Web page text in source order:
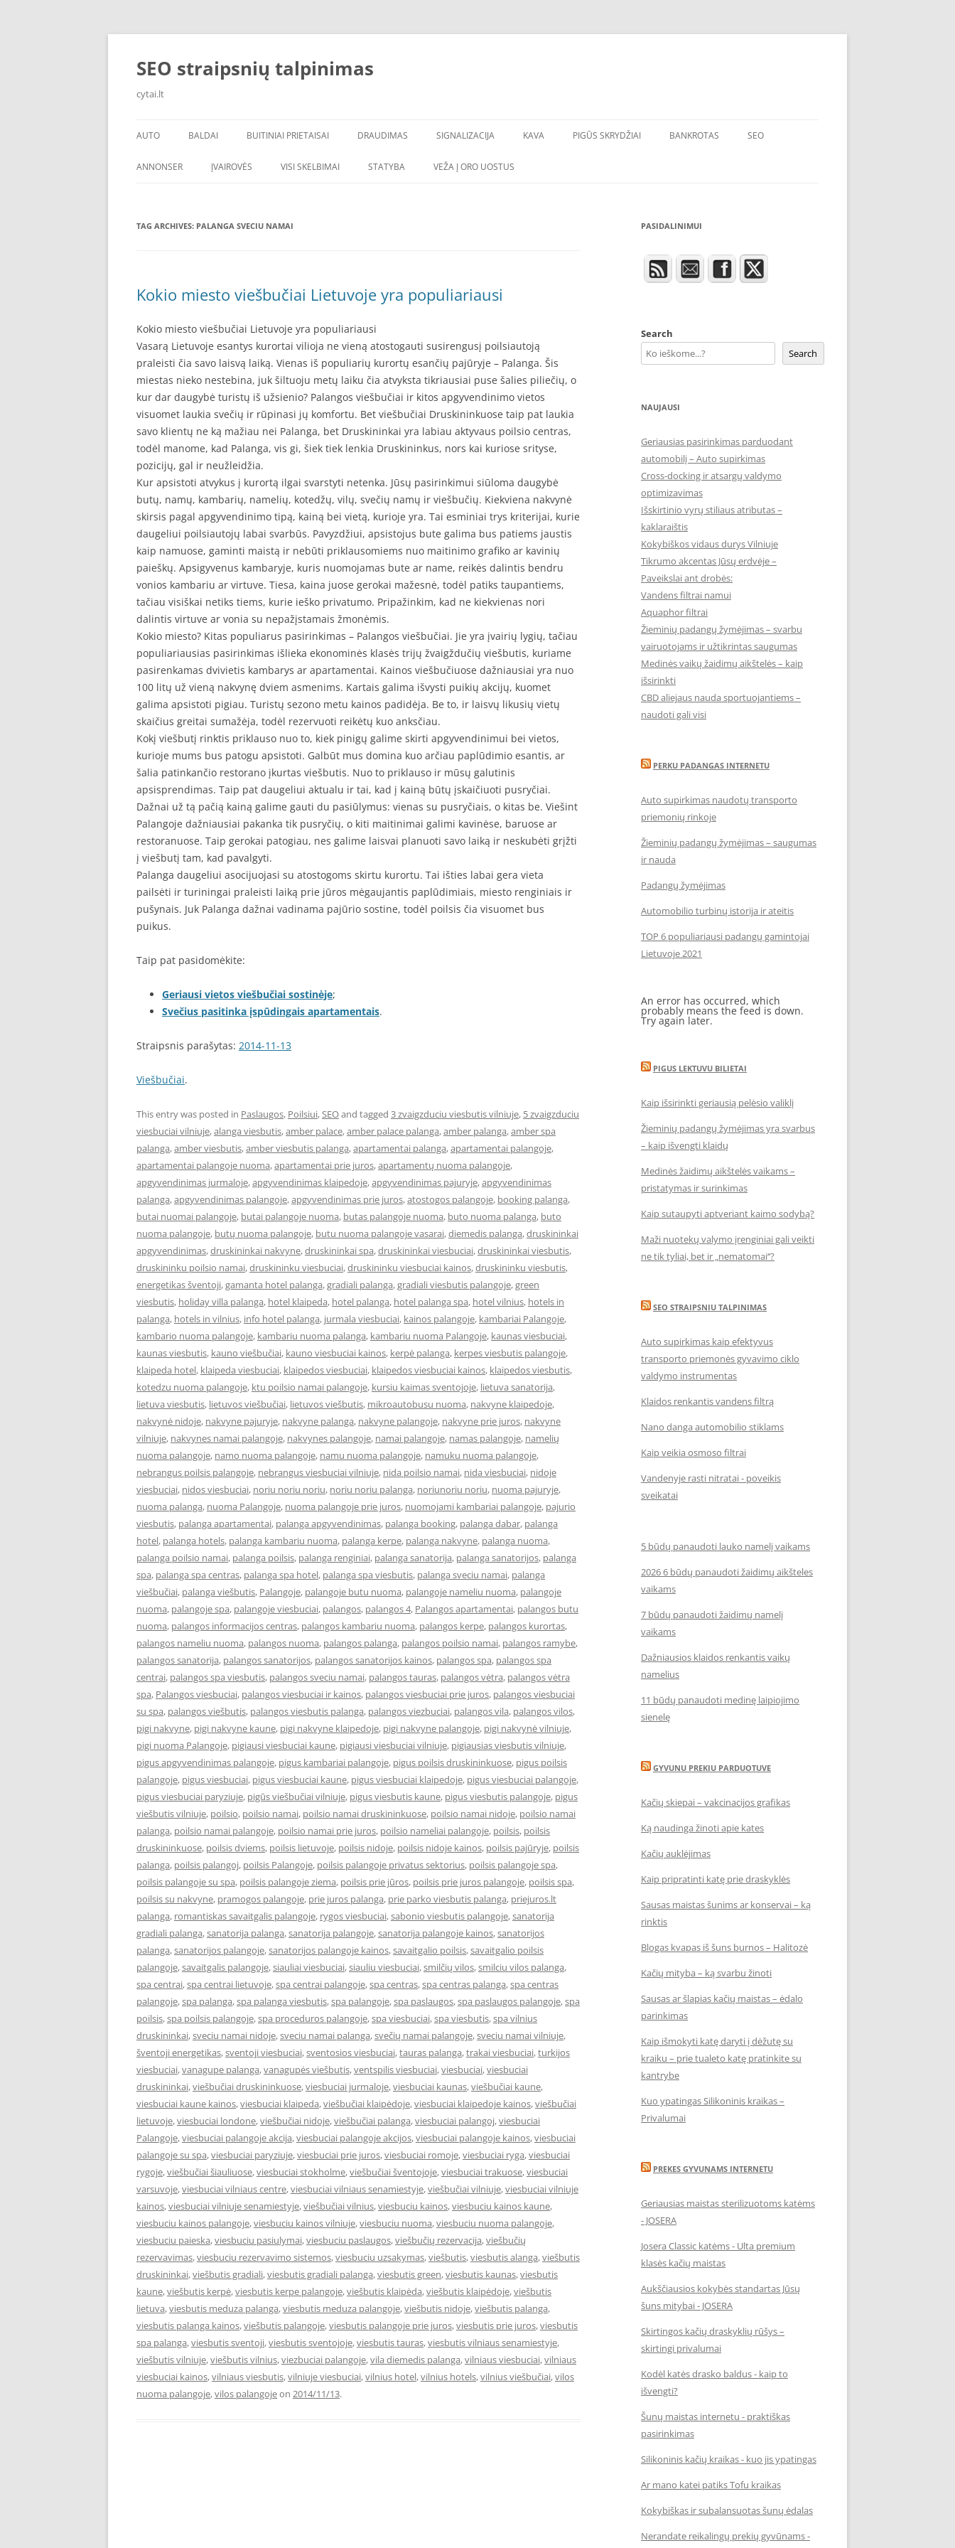
Skip
SEO straipsnių talpinimas
cytai.lt
AUTO
PADANGOS
BALDAI BUITINIAI PRIETAISAI DRAUDIMAS SIGNALIZACIJA KAVA PIGŪS SKRYDŽIAI BANKROTAS SEO
ANNONSER ĮVAIROVĖS VISI SKELBIMAI STATYBA VEŽA Į ORO UOSTUS
TAG ARCHIVES: PALANGA SVECIU NAMAI
Kokio miesto viešbučiai Lietuvoje yra populiariausi
Kokio miesto viešbučiai Lietuvoje yra populiariausi
Vasarą Lietuvoje esantys kurortai vilioja ne vieną atostogauti susirengusį poilsiautoją
praleisti čia savo laisvą laiką. Vienas iš populiarių kurortų esančių pajūryje – Palanga. Šis
miestas nieko nestebina, juk šiltuoju metų laiku čia atvyksta tikriausiai puse šalies piliečių, o
kur dar daugybė turistų iš užsienio? Palangos viešbučiai ir kitos apgyvendinimo vietos
visuomet laukia svečių ir rūpinasi jų komfortu. Bet viešbučiai Druskininkuose taip pat laukia
savo klientų ne ką mažiau nei Palanga, bet Druskininkai yra labiau aktyvaus poilsio centras,
todėl manome, kad Palanga, vis gi, šiek tiek lenkia Druskininkus, nors kai kuriose srityse,
pozicijų, gal ir neužleidžia.
Kur apsistoti atvykus į kurortą ilgai svarstyti netenka. Jūsų pasirinkimui siūloma daugybė
butų, namų, kambarių, namelių, kotedžų, vilų, svečių namų ir viešbučių. Kiekviena nakvynė
skirsis pagal apgyvendinimo tipą, kainą bei vietą, kurioje yra. Tai esminiai trys kriterijai, kurie
daugeliui poilsiautojų labai svarbūs. Pavyzdžiui, apsistojus bute galima bus patiems jaustis
kaip namuose, gaminti maistą ir nebūti priklausomiems nuo maitinimo grafiko ar kavinių
paieškų. Apsigyvenus kambaryje, kuris nuomojamas bute ar name, reikės dalintis bendru
vonios kambariu ar virtuve. Tiesa, kaina juose gerokai mažesnė, todėl patiks taupantiems,
tačiau visiškai netiks tiems, kurie ieško privatumo. Pripažinkim, kad ne kiekvienas nori
dalintis virtuve ar vonia su nepažįstamais žmonėmis.
Kokio miesto? Kitas populiarus pasirinkimas – Palangos viešbučiai. Jie yra įvairių lygių, tačiau
populiariausias pasirinkimas išlieka ekonominės klasės trijų žvaigždučių viešbutis, kuriame
pasirenkamas dvivietis kambarys ar apartamentai. Kainos viešbučiuose dažniausiai yra nuo
100 litų už vieną nakvynę dviem asmenims. Kartais galima išvysti puikių akcijų, kuomet
galima apsistoti pigiau. Turistų sezono metu kainos padidėja. Be to, ir laisvų likusių vietų
skaičius greitai sumažėja, todėl rezervuoti reikėtų kuo anksčiau.
Kokį viešbutį rinktis priklauso nuo to, kiek pinigų galime skirti apgyvendinimui bei vietos,
kurioje mums bus patogu apsistoti. Galbūt mus domina kuo arčiau paplūdimio esantis, ar
šalia patinkančio restorano įkurtas viešbutis. Nuo to priklauso ir mūsų galutinis
apsisprendimas. Taip pat daugeliui aktualu ir tai, kad į kainą būtų įskaičiuoti pusryčiai.
Dažnai už tą pačią kainą galime gauti du pasiūlymus: vienas su pusryčiais, o kitas be. Viešint
Palangoje dažniausiai pakanka tik pusryčių, o kiti maitinimai galimi kavinėse, baruose ar
restoranuose. Taip gerokai patogiau, nes galime laisvai planuoti savo laiką ir neskubėti grįžti
į viešbutį tam, kad pavalgyti.
Palanga daugeliui asocijuojasi su atostogoms skirtu kurortu. Tai išties labai gera vieta
pailsėti ir turiningai praleisti laiką prie jūros mėgaujantis paplūdimiais, miesto renginiais ir
pušynais. Juk Palanga dažnai vadinama pajūrio sostine, todėl poilsis čia visuomet bus
puikus.
Taip pat pasidomėkite:
Geriausi vietos viešbučiai sostinėje;
Svečius pasitinka įspūdingais apartamentais.
Straipsnis parašytas: 2014-11-13
Viešbučiai.
This entry was posted in Paslaugos, Poilsiui,SEOand tagged 3 zvaigzduciu viesbutis vilniuje, 5 zvaigzduciu
viesbuciai vilniuje,alanga viesbutis,amber palace,amber palace palanga,amber palanga,amber spa
palanga,amber viesbutis,amber viesbutis palanga,apartamentai palanga,apartamentai palangoje,
apartamentai palangoje nuoma,apartamentai prie juros,apartamentų nuoma palangoje,
apgyvendinimas jurmaloje,apgyvendinimas klaipedoje,apgyvendinimas pajuryje,apgyvendinimas
palanga,apgyvendinimas palangoje,apgyvendinimas prie juros,atostogos palangoje, booking palanga,
butai nuomai palangoje, butai palangoje nuoma, butas palangoje nuoma, buto nuoma palanga, buto
nuoma palangoje, butų nuoma palangoje, butu nuoma palangoje vasarai,diemedis palanga,druskininkai
apgyvendinimas,druskininkai nakvyne,druskininkai spa,druskininkai viesbuciai,druskininkai viesbutis,
druskininku poilsio namai,druskininku viesbuciai,druskininku viesbuciai kainos,druskininku viesbutis,
energetikas šventoji,gamanta hotel palanga,gradiali palanga,gradiali viesbutis palangoje,green
viesbutis, holiday villa palanga, hotel klaipeda, hotel palanga, hotel palanga spa, hotel vilnius, hotels in
palanga, hotels in vilnius, info hotel palanga, jurmala viesbuciai, kainos palangoje, kambariai Palangoje,
kambario nuoma palangoje, kambariu nuoma palanga, kambariu nuoma Palangoje, kaunas viesbuciai,
kaunas viesbutis, kauno viešbučiai, kauno viesbuciai kainos, kerpė palanga, kerpes viesbutis palangoje,
klaipeda hotel, klaipeda viesbuciai, klaipedos viesbuciai, klaipedos viesbuciai kainos, klaipedos viesbutis,
kotedzu nuoma palangoje, ktu poilsio namai palangoje, kursiu kaimas sventojoje, lietuva sanatorija,
lietuva viesbutis, lietuvos viešbučiai, lietuvos viešbutis, mikroautobusu nuoma, nakvyne klaipedoje,
nakvynė nidoje, nakvyne pajuryje, nakvyne palanga, nakvyne palangoje, nakvyne prie juros, nakvyne
vilniuje, nakvynes namai palangoje, nakvynes palangoje, namai palangoje, namas palangoje, namelių
nuoma palangoje, namo nuoma palangoje, namu nuoma palangoje, namuku nuoma palangoje,
nebrangus poilsis palangoje, nebrangus viesbuciai vilniuje, nida poilsio namai, nida viesbuciai, nidoje
viesbuciai, nidos viesbuciai, noriu noriu noriu, noriu noriu palanga, noriunoriu noriu, nuoma pajuryje,
nuoma palanga, nuoma Palangoje, nuoma palangoje prie juros, nuomojami kambariai palangoje, pajurio
viesbutis, palanga apartamentai, palanga apgyvendinimas, palanga booking, palanga dabar, palanga
hotel, palanga hotels, palanga kambariu nuoma, palanga kerpe, palanga nakvyne, palanga nuoma,
palanga poilsio namai, palanga poilsis, palanga renginiai, palanga sanatorija, palanga sanatorijos, palanga
spa, palanga spa centras, palanga spa hotel, palanga spa viesbutis, palanga sveciu namai, palanga
viešbučiai, palanga viešbutis, Palangoje, palangoje butu nuoma, palangoje nameliu nuoma, palangoje
nuoma, palangoje spa, palangoje viesbuciai, palangos, palangos 4, Palangos apartamentai, palangos butu
nuoma, palangos informacijos centras, palangos kambariu nuoma, palangos kerpe, palangos kurortas,
palangos nameliu nuoma, palangos nuoma, palangos palanga, palangos poilsio namai, palangos ramybe,
palangos sanatorija, palangos sanatorijos, palangos sanatorijos kainos, palangos spa, palangos spa
centrai, palangos spa viesbutis, palangos sveciu namai, palangos tauras, palangos vėtra, palangos vėtra
spa, Palangos viesbuciai, palangos viesbuciai ir kainos, palangos viesbuciai prie juros, palangos viesbuciai
su spa, palangos viešbutis, palangos viesbutis palanga, palangos viezbuciai, palangos vila, palangos vilos,
pigi nakvyne, pigi nakvyne kaune, pigi nakvyne klaipedoje, pigi nakvyne palangoje, pigi nakvynė vilniuje,
pigi nuoma Palangoje, pigiausi viesbuciai kaune, pigiausi viesbuciai vilniuje, pigiausias viesbutis vilniuje,
pigus apgyvendinimas palangoje, pigus kambariai palangoje, pigus poilsis druskininkuose, pigus poilsis
palangoje, pigus viesbuciai, pigus viesbuciai kaune, pigus viesbuciai klaipedoje, pigus viesbuciai palangoje,
pigus viesbuciai paryziuje, pigūs viešbučiai vilniuje, pigus viesbutis kaune, pigus viesbutis palangoje, pigus
viešbutis vilniuje, poilsio, poilsio namai, poilsio namai druskininkuose, poilsio namai nidoje, poilsio namai
palanga, poilsio namai palangoje, poilsio namai prie juros, poilsio nameliai palangoje, poilsis, poilsis
druskininkuose, poilsis dviems, poilsis lietuvoje, poilsis nidoje, poilsis nidoje kainos, poilsis pajūryje, poilsis
palanga, poilsis palangoj, poilsis Palangoje, poilsis palangoje privatus sektorius, poilsis palangoje spa,
poilsis palangoje su spa, poilsis palangoje ziema, poilsis prie jūros, poilsis prie juros palangoje, poilsis spa,
poilsis su nakvyne, pramogos palangoje, prie juros palanga, prie parko viesbutis palanga, priejuros.lt
palanga, romantiskas savaitgalis palangoje, rygos viesbuciai,sabonio viesbutis palangoje,sanatorija
gradiali palanga,sanatorija palanga,sanatorija palangoje,sanatorija palangoje kainos,sanatorijos
palanga,sanatorijos palangoje,sanatorijos palangoje kainos,savaitgalio poilsis,savaitgalio poilsis
palangoje,savaitgalis palangoje,siauliai viesbuciai,siauliu viesbuciai,smilčių vilos,smilciu vilos palanga,
spa centrai,spa centrai lietuvoje,spa centrai palangoje,spa centras,spa centras palanga,spa centras
palangoje,spa palanga,spa palanga viesbutis,spa palangoje,spa paslaugos,spa paslaugos palangoje,spa
poilsis,spa poilsis palangoje,spa proceduros palangoje,spa viesbuciai,spa viesbutis,spa vilnius
druskininkai,sveciu namai nidoje,sveciu namai palanga,svečių namai palangoje,sveciu namai vilniuje,
šventoji energetikas,sventoji viesbuciai,sventosios viesbuciai,tauras palanga,trakai viesbuciai,turkijos
viesbuciai,vanagupe palanga,vanagupės viešbutis,ventspilis viesbuciai,viesbuciai,viesbuciai
druskininkai,viešbučiai druskininkuose,viesbuciai jurmaloje,viesbuciai kaunas,viešbučiai kaune,
viesbuciai kaune kainos,viesbuciai klaipeda,viešbučiai klaipėdoje,viesbuciai klaipedoje kainos,viešbučiai
lietuvoje,viesbuciai londone,viešbučiai nidoje,viešbučiai palanga,viesbuciai palangoj,viesbuciai
Palangoje,viesbuciai palangoje akcija,viesbuciai palangoje akcijos,viesbuciai palangoje kainos,viesbuciai
palangoje su spa,viesbuciai paryziuje,viesbuciai prie juros,viesbuciai romoje,viesbuciai ryga,viesbuciai
rygoje,viešbučiai šiauliuose,viesbuciai stokholme,viešbučiai šventojoje,viesbuciai trakuose,viesbuciai
varsuvoje,viesbuciai vilniaus centre,viesbuciai vilniaus senamiestyje,viešbučiai vilniuje,viesbuciai vilniuje
kainos,viesbuciai vilniuje senamiestyje,viešbučiai vilnius,viesbuciu kainos,viesbuciu kainos kaune,
viesbuciu kainos palangoje,viesbuciu kainos vilniuje,viesbuciu nuoma,viesbuciu nuoma palangoje,
viesbuciu paieska,viesbuciu pasiulymai,viesbuciu paslaugos,viešbučių rezervacija,viešbučių
rezervavimas,viesbuciu rezervavimo sistemos,viesbuciu uzsakymas,viešbutis,viesbutis alanga,viešbutis
druskininkai,viešbutis gradiali,viesbutis gradiali palanga,viesbutis green,viesbutis kaunas,viesbutis
kaune,viešbutis kerpė,viesbutis kerpe palangoje,viešbutis klaipėda,viešbutis klaipėdoje,viešbutis
lietuva,viesbutis meduza palanga,viesbutis meduza palangoje,viešbutis nidoje,viešbutis palanga,
viesbutis palanga kainos,viešbutis palangoje,viesbutis palangoje prie juros,viesbutis prie juros,viesbutis
spa palanga,viesbutis sventoji,viesbutis sventojoje,viesbutis tauras,viesbutis vilniaus senamiestyje,
viešbutis vilniuje,viešbutis vilnius,viezbuciai palangoje,vila diemedis palanga,vilniaus viesbuciai,vilniaus
viesbuciai kainos,vilniaus viesbutis,vilniuje viesbuciai,vilnius hotel,vilnius hotels,vilnius viešbučiai,vilos
nuoma palangoje,vilos palangojeon 2014/11/13.
PASIDALINIMUI
Search
Search
NAUJAUSI
Geriausias pasirinkimas parduodant
automobilį – Auto supirkimas
Cross-docking ir atsargų valdymo
optimizavimas
Išskirtinio vyrų stiliaus atributas –
kaklaraištis
Kokybiškos vidaus durys Vilniuje
Tikrumo akcentas Jūsų erdvėje –
Paveikslai ant drobės:
Vandens filtrai namui
Aquaphor filtrai
Žieminių padangų žymėjimas – svarbu
vairuotojams ir užtikrintas saugumas
Medinės vaikų žaidimų aikštelės – kaip
išsirinkti
CBD aliejaus nauda sportuojantiems –
naudoti gali visi
PERKU PADANGAS INTERNETU
Auto supirkimas naudotų transporto
priemonių rinkoje
Žieminių padangų žymėjimas – saugumas
ir nauda
Padangų žymėjimas
Automobilio turbinų istorija ir ateitis
TOP 6 populiariausi padangų gamintojai
Lietuvoje 2021
An error has occurred, which
probably means the feed is down.
Try again later.
PIGUS LEKTUVU BILIETAI
Kaip išsirinkti geriausią pelėsio valiklį
Žieminių padangų žymėjimas yra svarbus
– kaip išvengti klaidų
Medinės žaidimų aikštelės vaikams –
pristatymas ir surinkimas
Kaip sutaupyti aptveriant kaimo sodybą?
Maži nuotekų valymo įrenginiai gali veikti
ne tik tyliai, bet ir „nematomai‘‘?
SEO STRAIPSNIU TALPINIMAS
Auto supirkimas kaip efektyvus
transporto priemonės gyvavimo ciklo
valdymo instrumentas
Klaidos renkantis vandens filtrą
Nano danga automobilio stiklams
Kaip veikia osmoso filtrai
Vandenyje rasti nitratai - poveikis
sveikatai
5 būdų panaudoti lauko namelį vaikams
2026 6 būdų panaudoti žaidimų aikšteles
vaikams
7 būdų panaudoti žaidimų namelį
vaikams
Dažniausios klaidos renkantis vaikų
namelius
11 būdų panaudoti medinę laipiojimo
sienelę
GYVUNU PREKIU PARDUOTUVE
Kačių skiepai – vakcinacijos grafikas
Ką naudinga žinoti apie kates
Kačių auklėjimas
Kaip pripratinti katę prie draskyklės
Sausas maistas šunims ar konservai – ką
rinktis
Blogas kvapas iš šuns burnos – Halitozė
Kačių mityba – ką svarbu žinoti
Sausas ar šlapias kačių maistas – ėdalo
parinkimas
Kaip išmokyti katę daryti į dėžutę su
kraiku – prie tualeto katę pratinkite su
kantrybe
Kuo ypatingas Silikoninis kraikas –
Privalumai
PREKES GYVUNAMS INTERNETU
Geriausias maistas sterilizuotoms katėms
- JOSERA
Josera Classic katėms - Ulta premium
klasės kačių maistas
Aukščiausios kokybės standartas Jūsų
šuns mitybai - JOSERA
Skirtingos kačių draskyklių rūšys –
skirtingi privalumai
Kodėl katės drasko baldus - kaip to
išvengti?
Šunų maistas internetu - praktiškas
pasirinkimas
Silikoninis kačių kraikas - kuo jis ypatingas
Ar mano katei patiks Tofu kraikas
Kokybiškas ir subalansuotas šunų ėdalas
Nerandate reikalingų prekių gyvūnams -